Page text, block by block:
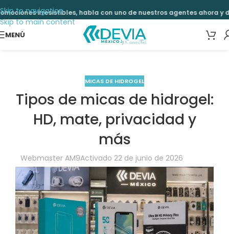
Skip to navigation
Skip to main content
habla con uno de nuestros agentes ahora y disfruta de
MENÚ
MICAS DE HIDROGEL
Tipos de micas de hidrogel:
HD, mate, privacidad y
más
Webmaster AM9Activado 22 de junio de 2026